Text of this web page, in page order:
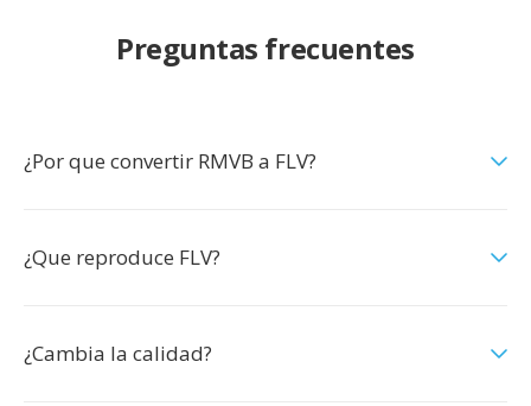
Preguntas frecuentes
¿Por que convertir RMVB a FLV?
¿Que reproduce FLV?
¿Cambia la calidad?